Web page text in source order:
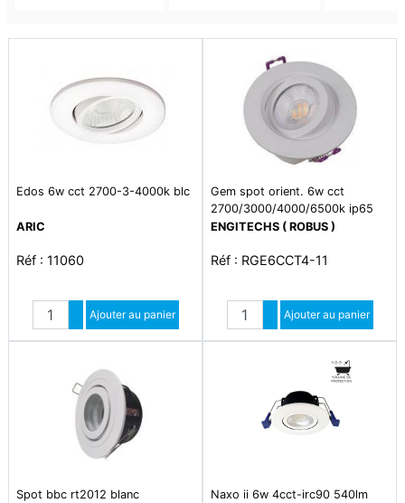
Edos 6w cct 2700-3-4000k blc
ARIC
Réf : 11060
Quantité
Augmenter quantité
Diminuer quantité
Ajouter au panier
Gem spot orient. 6w cct
2700/3000/4000/6500k ip65
450/480/550/540 lm blanc
ENGITECHS ( ROBUS )
Réf : RGE6CCT4-11
Quantité
Augmenter quantité
Diminuer quantité
Ajouter au panier
Spot bbc rt2012 blanc
Naxo ii 6w 4cct-irc90 540lm